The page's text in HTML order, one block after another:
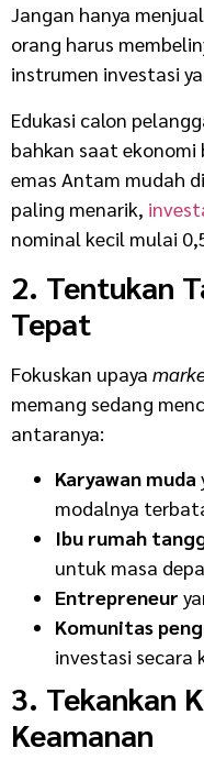
Jangan hanya
orang harus
instrumen investasi
Edukasi calon
bahkan saat ekonomi
emas Antam mudah
paling menarik,
nominal kecil mulai
2. Tentukan
Tepat
Fokuskan upaya
memang sedang
antaranya:
Karyawan muda
modalnya
Ibu rumah
untuk masa
Entrepreneur
Komunitas
investasi secara
3. Tekankan
Keamanan